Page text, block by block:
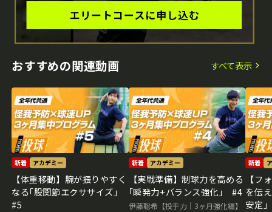
おすすめの関連動画 すべて表示
新着 アカデミー
【体重移動】腕が振りやすく
なる｢股関節エクササイズ｣
#5
新着 アカデミー
【実戦準備】制球力を高める
｢瞬発力+バランス強化｣ #4
伊藤聡希【投手力｜3ヶ月強化編】
新着
【フ
を伝
安定